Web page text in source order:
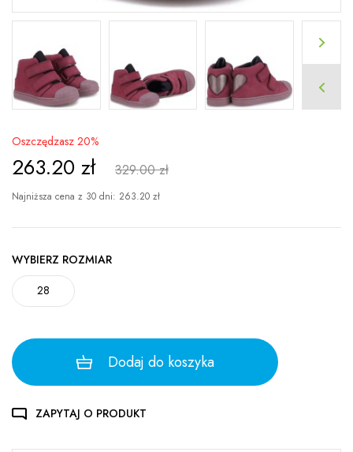
Oszczędzasz 20%
263.20 zł 329.00 zł
Najniższa cena z 30 dni: 263.20 zł
WYBIERZ ROZMIAR
28
Dodaj do koszyka
ZAPYTAJ O PRODUKT